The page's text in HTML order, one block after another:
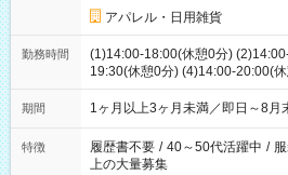
アパレル・日用雑貨
勤務時間
(1)14:00-18:00(休憩0分)
19:30(休憩0分) (4)14:00-20:00(
ます
期間 1ヶ月以上3ヶ月未満／即日～8月
特徴 履歴書不要 / 40～50代活躍中 /
上の大量募集